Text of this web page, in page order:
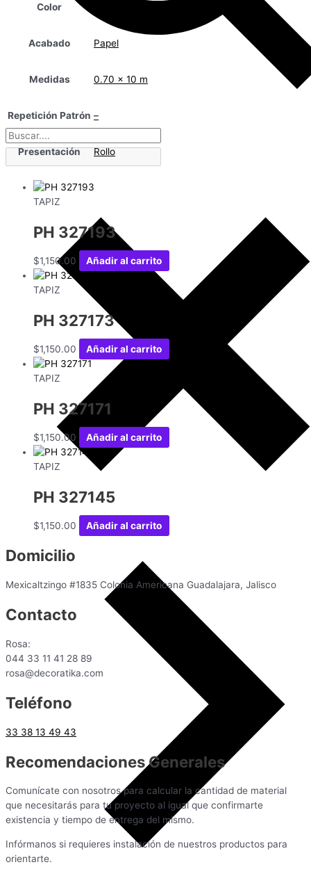
Color
Acabado Papel
Medidas 0.70 x 10 m
Repetición Patrón –
Presentación Rollo
TAPIZ
PH 327193
$1,150.00 Añadir al carrito
TAPIZ
PH 327173
$1,150.00 Añadir al carrito
TAPIZ
PH 327171
$1,150.00 Añadir al carrito
TAPIZ
PH 327145
$1,150.00 Añadir al carrito
Domicilio
Mexicaltzingo #1835 Colonia Americana Guadalajara, Jalisco
Contacto
Rosa:
044 33 11 41 28 89
rosa@decoratika.com
Teléfono
33 38 13 49 43
Recomendaciones Generales
Comunícate con nosotros para calcular la cantidad de material
que necesitarás para tu proyecto al igual que confirmarte
existencia y tiempo de entrega del mismo.
Infórmanos si requieres instalación de nuestros productos para
orientarte.